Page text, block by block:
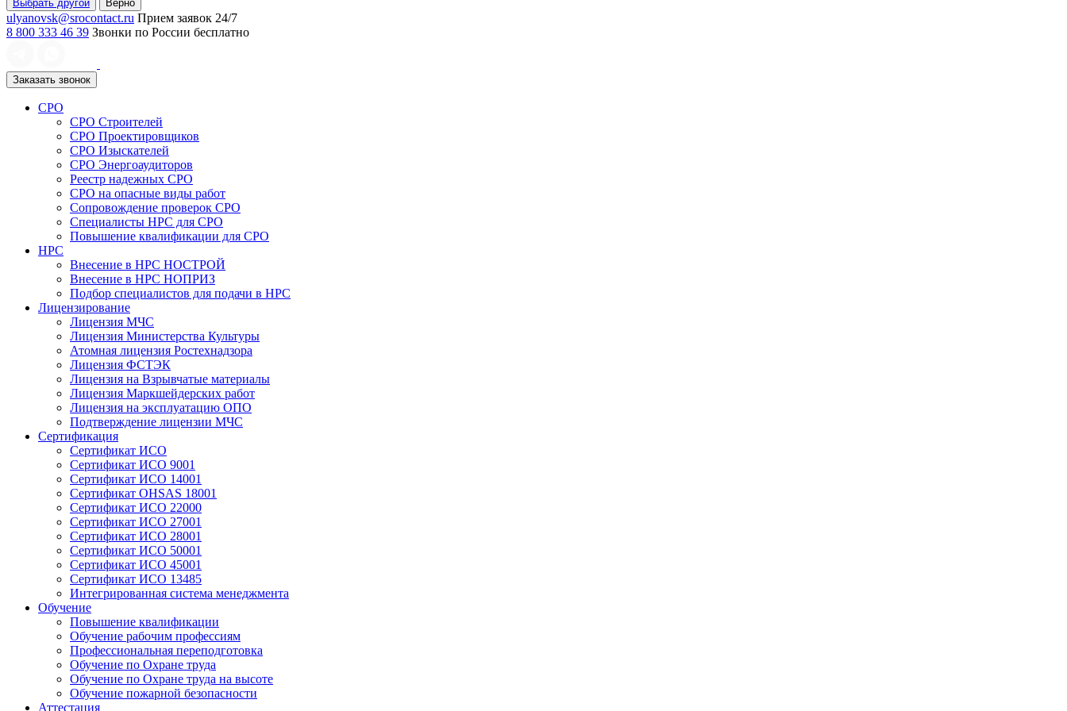
Выбрать другой Верно
ulyanovsk@srocontact.ru Прием заявок 24/7
8 800 333 46 39 Звонки по России бесплатно
Заказать звонок
СРО
СРО Строителей
СРО Проектировщиков
СРО Изыскателей
СРО Энергоаудиторов
Реестр надежных СРО
СРО на опасные виды работ
Сопровождение проверок СРО
Специалисты НРС для СРО
Повышение квалификации для СРО
НРС
Внесение в НРС НОСТРОЙ
Внесение в НРС НОПРИЗ
Подбор специалистов для подачи в НРС
Лицензирование
Лицензия МЧС
Лицензия Министерства Культуры
Атомная лицензия Ростехнадзора
Лицензия ФСТЭК
Лицензия на Взрывчатые материалы
Лицензия Маркшейдерских работ
Лицензия на эксплуатацию ОПО
Подтверждение лицензии МЧС
Сертификация
Сертификат ИСО
Сертификат ИСО 9001
Сертификат ИСО 14001
Сертификат OHSAS 18001
Сертификат ИСО 22000
Сертификат ИСО 27001
Сертификат ИСО 28001
Сертификат ИСО 50001
Сертификат ИСО 45001
Сертификат ИСО 13485
Интегрированная система менеджмента
Обучение
Повышение квалификации
Обучение рабочим профессиям
Профессиональная переподготовка
Обучение по Охране труда
Обучение по Охране труда на высоте
Обучение пожарной безопасности
Аттестация